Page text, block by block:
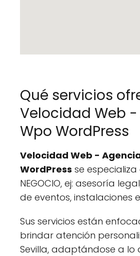
Qué servicios
Velocidad Web
Wpo WordPress
Velocidad Web -
WordPress se especializa
NEGOCIO, ej: asesoría
de eventos, instalaciones
Sus servicios están
brindar atención
Sevilla, adaptándose a lo